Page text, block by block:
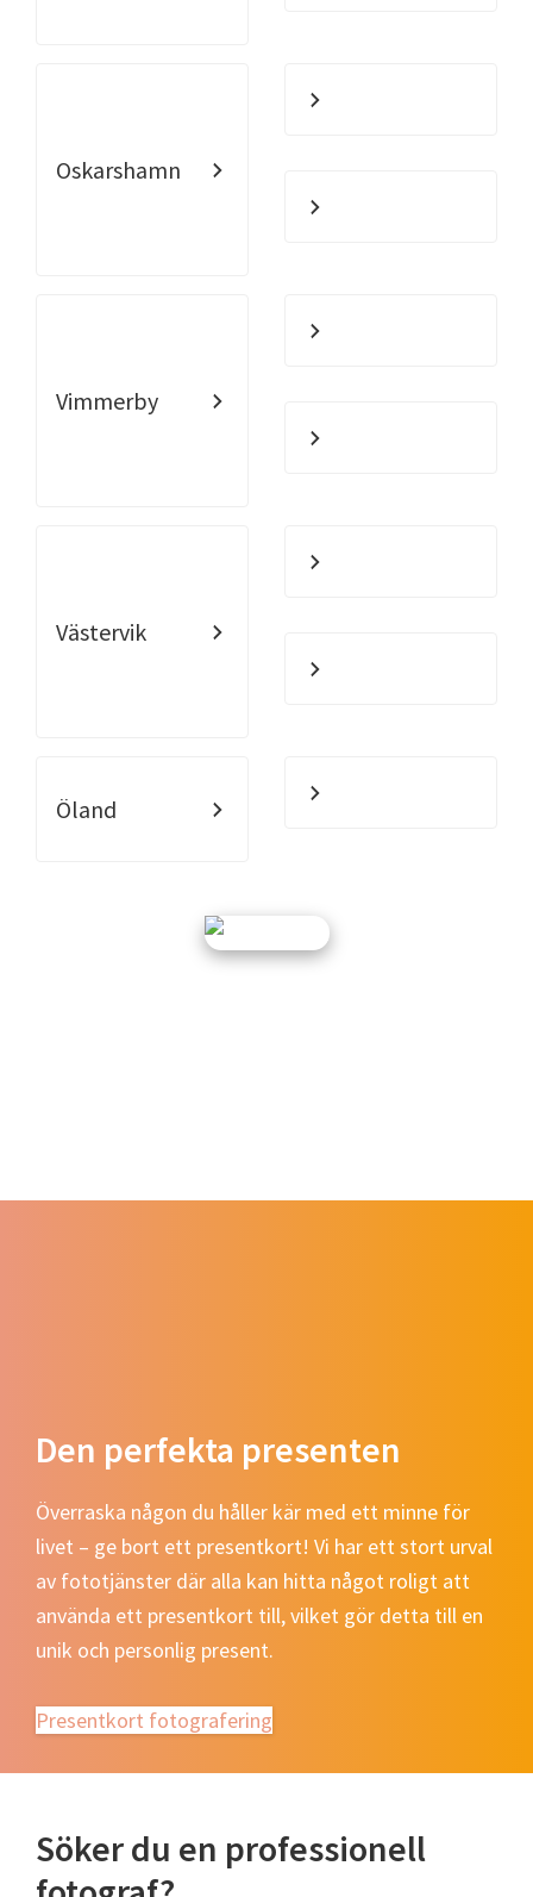
Oskarshamn
Vimmerby
Västervik
Öland
Den perfekta presenten
Överraska någon du håller kär med ett minne för
livet – ge bort ett presentkort! Vi har ett stort urval
av fototjänster där alla kan hitta något roligt att
använda ett presentkort till, vilket gör detta till en
unik och personlig present.
Presentkort fotografering
Söker du en professionell